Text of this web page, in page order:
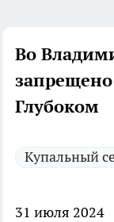
Во
Глубоком
Купальный
31 июля 2024